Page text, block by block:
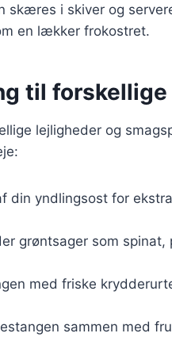
i skiver og
en lækker frokostret.
til
lejligheder og
din yndlingsost for
grøntsager som
med friske
sammen med